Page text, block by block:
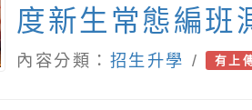
度新生常態編班
內容分類： 招生升學 / 有上